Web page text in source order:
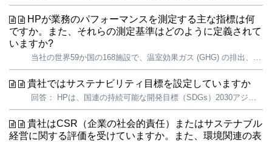
HPが業務のパフォーマンスを測定する主な指標は何
ですか。また、それらの測定基準はどのように定義されて
いますか?
当社の世界59か国の168施設で、温室効果ガス (GHG) の排出、エネルギーおよび水の取り込み、および廃棄物の発生を削減するための行動を実践しています。HPの業務に伴うGHG排出量は当社のカーボンフットプリント全体の1%に過ぎませんが、最も制御しやすく、影響が大きい領域です。このため、すぐに影響を与えることが...
貴社ではサステナビリティ目標を設定していますか
回答： HPは、国連の持続可能な開発目標（SDGs）2030アジェンダを支持しており、より持続可能な未来の実現に貢献することの重要性を認識しています。当社は17のSDGsのうち16の目標に貢献する取り組みを既に推進しており、それらの達成を支援するイノベーションを継続的に創出しています。また、ステークホルダー...
貴社はCSR（企業の社会的責任）またはサステナブル
経営に関する評価を受けていますか。また、環境関連の表